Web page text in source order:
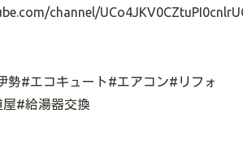
channel/
勢#エコキュート#エアコン# リフォ
屋#給湯器交換